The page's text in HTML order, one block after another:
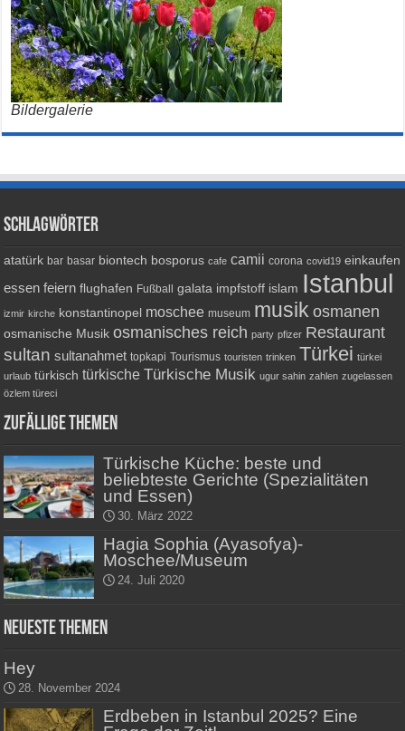
Bildergalerie
Schlagwörter
atatürk bar basar biontech bosporus cafe camii corona covid19 einkaufen
essen feiern flughafen Fußball galata impfstoff islam Istanbul
izmir kirche konstantinopel moschee museum musik osmanen
osmanische Musik osmanisches reich party pfizer Restaurant
sultan sultanahmet topkapi Tourismus touristen trinken Türkei türkei
urlaub türkisch türkische Türkische Musik ugur sahin zahlen zugelassen
özlem türeci
Zufällige Themen
Türkische Küche: beste und
beliebteste Gerichte (Spezialitäten
und Essen)
30. März 2022
Hagia Sophia (Ayasofya)-
Moschee/Museum
24. Juli 2020
Neueste Themen
Hey
28. November 2024
Erdbeben in Istanbul 2025? Eine